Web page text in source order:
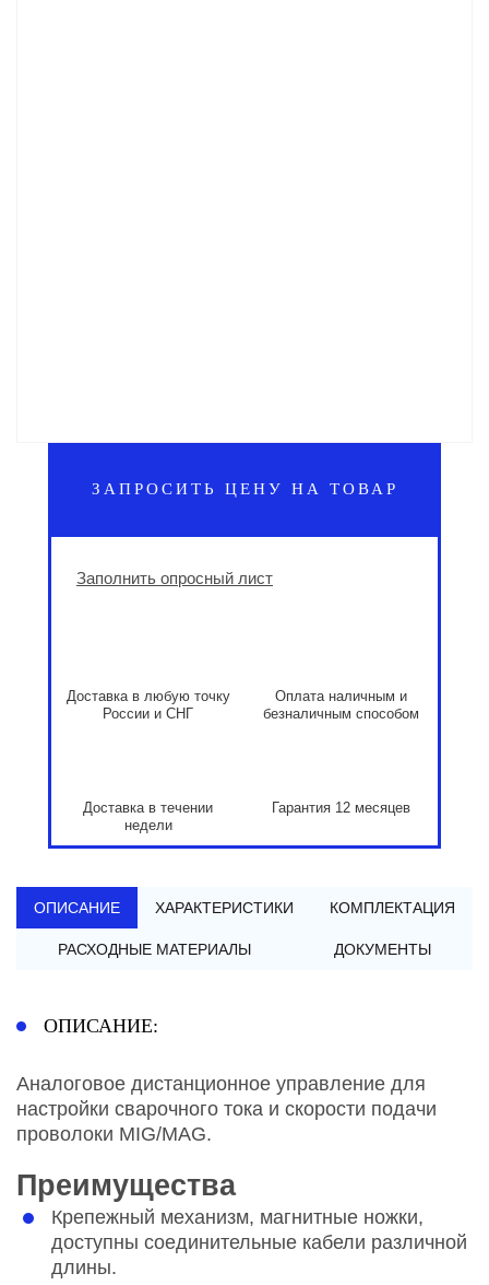
ЗАПРОСИТЬ ЦЕНУ НА ТОВАР
Заполнить опросный лист
Доставка в любую точку
России и СНГ
Оплата наличным и
безналичным способом
Доставка в течении
недели
Гарантия 12 месяцев
ОПИСАНИЕ ХАРАКТЕРИСТИКИ КОМПЛЕКТАЦИЯ
РАСХОДНЫЕ МАТЕРИАЛЫ ДОКУМЕНТЫ
ОПИСАНИЕ:
Аналоговое дистанционное управление для
настройки сварочного тока и скорости подачи
проволоки MIG/MAG.
Преимущества
Крепежный механизм, магнитные ножки,
доступны соединительные кабели различной
длины.